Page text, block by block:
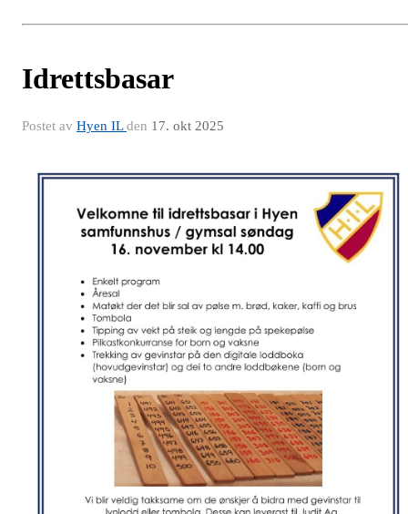
Idrettsbasar
Postet av Hyen ILden 17. okt 2025